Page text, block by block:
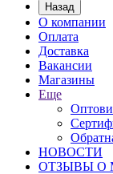
Назад
О компании
Оплата
Доставка
Вакансии
Магазины
Еще
НОВОСТИ
ОТЗЫВЫ О